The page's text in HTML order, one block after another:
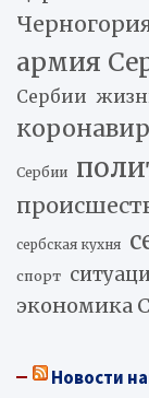
армия
Сербии
Сербии
сербская кухня
спорт
экономика
Новости